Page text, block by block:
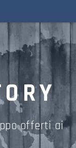
offerti ai